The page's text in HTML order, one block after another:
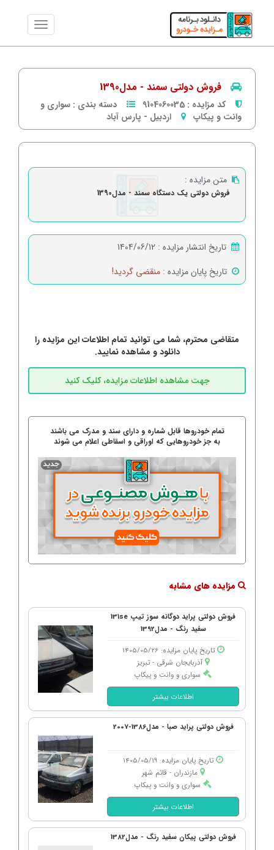
فروش دولتی سمند - مدل1390
کد مزایده : 9104060035 دسته بندی : سواری و
وانت و پیکاپ
اردبیل - پارس آباد
متن مزایده :
فروش دولتی یک دستگاه سمند - مدل1390
تاریخ انتشار مزایده : 1404/06/12
تاریخ پایان مزایده : منقضی گردید!
متقاضی محترم، شما می توانید تمام اطلاعات این مزایده را
دانلود و مشاهده نمایید.
تمام خودروها قابل شماره و دارای سند و مدرک می باشند
به جز خودروهایی که اوراقی و اسقاطی اعلام می شوند
مزایده های مشابه
فروش دولتی پراید دوگانه سوز تیپ 131se
سفید رنگ - مدل1392
تاریخ پایان مزایده: 1405/05/26
آذربایجان شرقی - تبریز
سواری و وانت و پیکاپ
اطلاعات بیشتر
فروش دولتی پراید صبا - مدل1386-2007
تاریخ پایان مزایده: 1405/05/19
مازندران - قائم شهر
سواری و وانت و پیکاپ
اطلاعات بیشتر
فروش دولتی پیکان سفید رنگ - مدل1382